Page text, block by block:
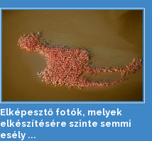
Elképesztő fotók, melyek
elkészítésére szinte semmi
esély ...